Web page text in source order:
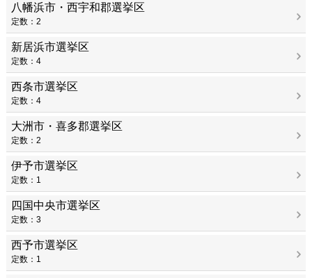
八幡浜市・西宇和郡選挙区
定数：2
新居浜市選挙区
定数：4
西条市選挙区
定数：4
大洲市・喜多郡選挙区
定数：2
伊予市選挙区
定数：1
四国中央市選挙区
定数：3
西予市選挙区
定数：1